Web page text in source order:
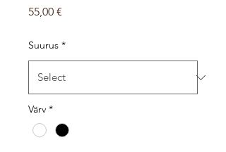
55,00 €
Suurus *
Värv *